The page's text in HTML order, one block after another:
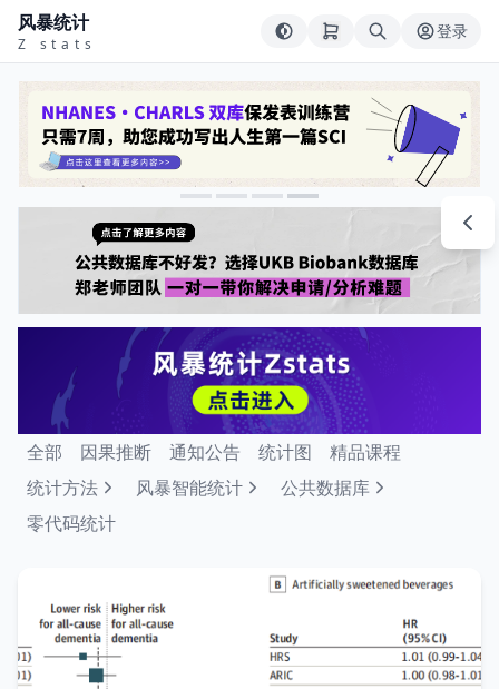
风暴统计
Z stats
登录
全部 因果推断 通知公告 统计图
精品课程
统计方法
风暴智能统计
公共数据库
零代码统计